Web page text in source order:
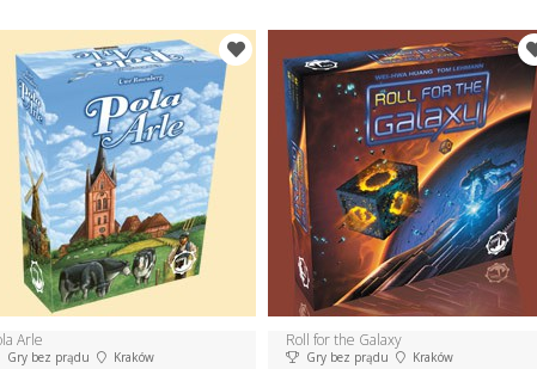
Arle
Gry bez prądu Kraków
Roll for the Galaxy
Gry bez prądu Kraków